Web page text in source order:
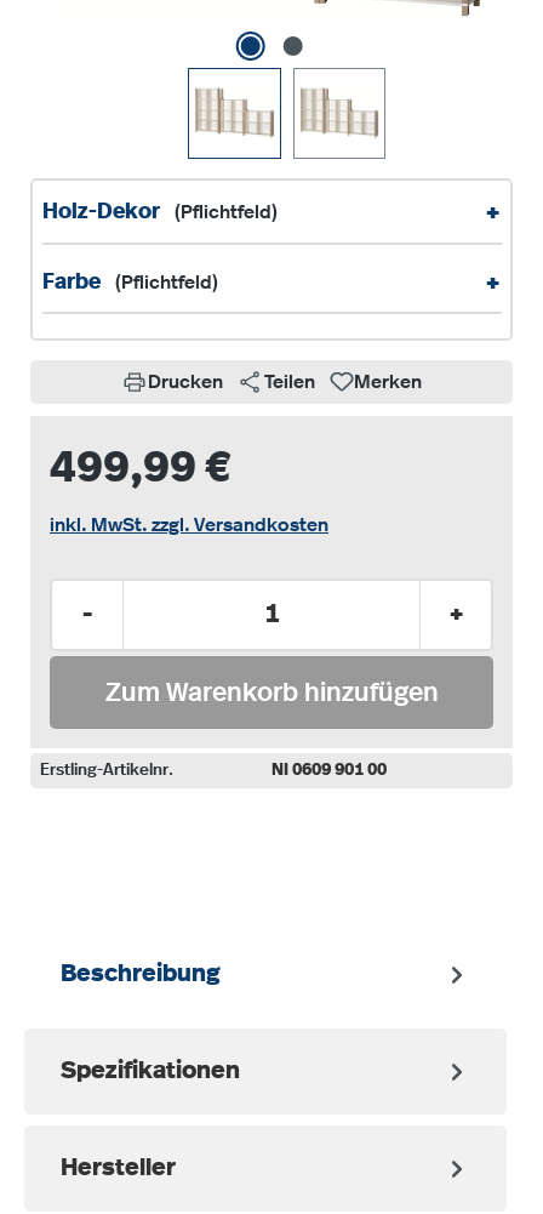
Holz-Dekor (Pflichtfeld) +
Farbe (Pflichtfeld) +
Drucken Teilen Merken
499,99 €
inkl. MwSt. zzgl. Versandkosten
- +
Zum Warenkorb hinzufügen
Erstling-Artikelnr. NI 0609 901 00
Beschreibung
Spezifikationen
Hersteller